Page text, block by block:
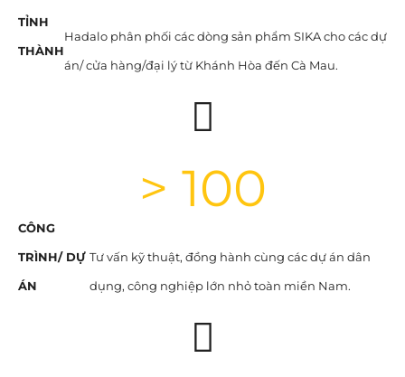
TỈNH
THÀNH
Hadalo phân phối các dòng sản phẩm SIKA cho các dự
án/ cửa hàng/đại lý từ Khánh Hòa đến Cà Mau.
CÔNG
TRÌNH/ DỰ
ÁN
Tư vấn kỹ thuật, đồng hành cùng các dự án dân
dụng, công nghiệp lớn nhỏ toàn miền Nam.
> 100